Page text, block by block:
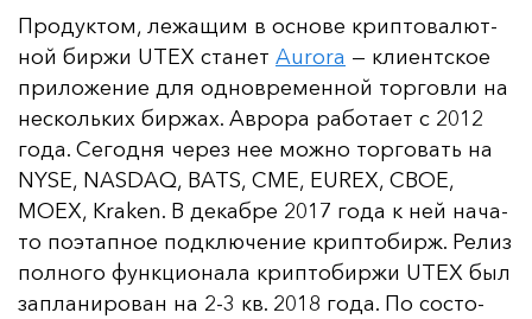
Про­дук­том, ле­жа­щим в ос­но­ве крип­то­ва­лют­
ной бир­жи UTEX ста­нет Aurora — кли­ент­ское
при­ло­же­ние для од­нов­ре­мен­ной тор­гов­ли на
нес­коль­ких бир­жах. Ав­ро­ра ра­бо­та­ет с 2012
го­да. Се­год­ня че­рез нее мож­но тор­го­вать на
NYSE, NASDAQ, BATS, CME, EUREX, CBOE,
MOEX, Kraken. В де­каб­ре 2017 го­да к ней на­ча­
то по­этап­ное под­клю­че­ние крип­то­бирж. Ре­лиз
пол­но­го фун­кци­она­ла крип­то­бир­жи UTEX был
зап­ла­ни­ро­ван на 2-3 кв. 2018 го­да. По сос­то­